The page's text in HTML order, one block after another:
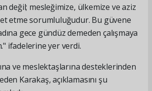
değil; mesleğimize, ülkemize ve aziz
etme sorumluluğudur. Bu güvene
gece gündüz demeden çalışmaya
ifadelerine yer verdi.
ve meslektaşlarına desteklerinden
Karakaş, açıklamasını şu